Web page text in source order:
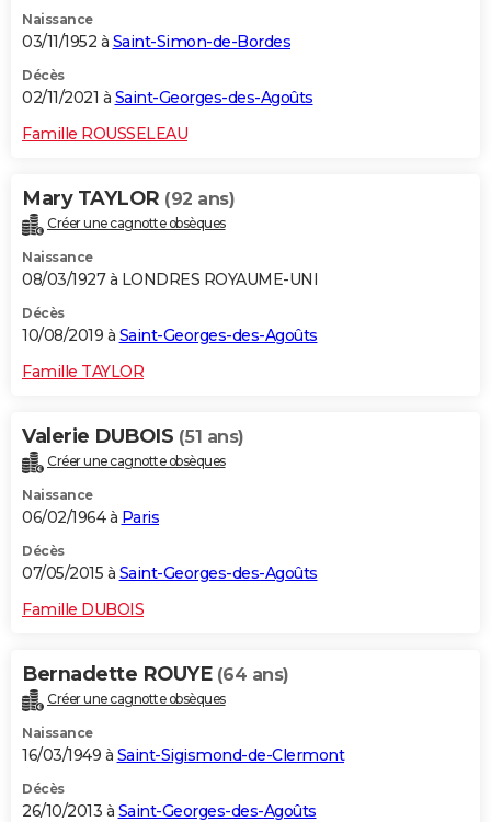
Naissance
03/11/1952 à Saint-Simon-de-Bordes
Décès
02/11/2021 à Saint-Georges-des-Agoûts
Famille ROUSSELEAU
Mary TAYLOR (92 ans)
Créer une cagnotte obsèques
Naissance
08/03/1927 à LONDRES ROYAUME-UNI
Décès
10/08/2019 à Saint-Georges-des-Agoûts
Famille TAYLOR
Valerie DUBOIS (51 ans)
Créer une cagnotte obsèques
Naissance
06/02/1964 à Paris
Décès
07/05/2015 à Saint-Georges-des-Agoûts
Famille DUBOIS
Bernadette ROUYE (64 ans)
Créer une cagnotte obsèques
Naissance
16/03/1949 à Saint-Sigismond-de-Clermont
Décès
26/10/2013 à Saint-Georges-des-Agoûts